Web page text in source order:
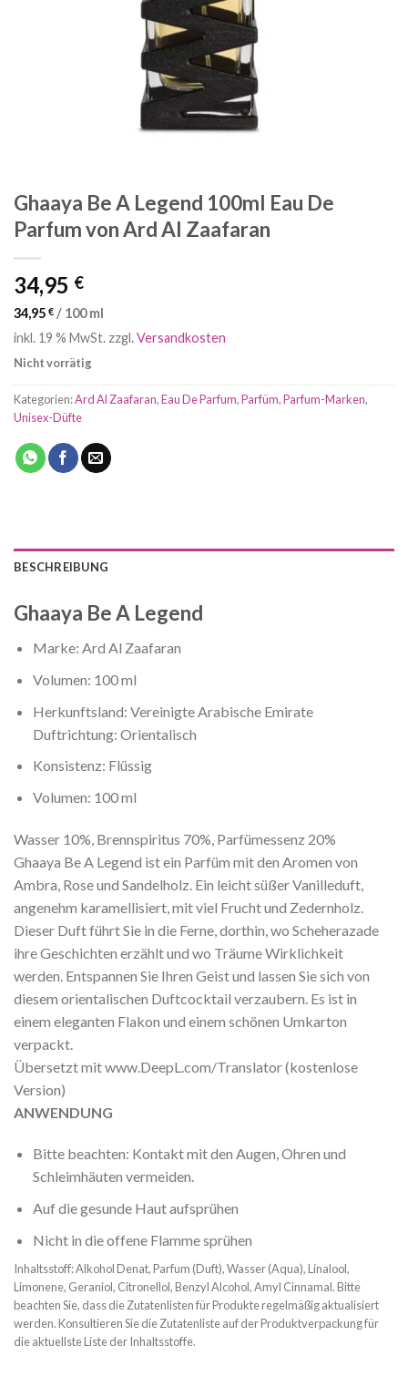
Ghaaya Be A Legend 100ml Eau De
Parfum von Ard Al Zaafaran
34,95 €
34,95 € / 100 ml
inkl. 19 % MwSt. zzgl.Versandkosten
Nicht vorrätig
Kategorien:Ard Al Zaafaran,Eau De Parfum,Parfüm,Parfum-Marken,
Unisex-Düfte
BESCHREIBUNG
Ghaaya Be A Legend
Marke: Ard Al Zaafaran
Volumen: 100 ml
Herkunftsland: Vereinigte Arabische Emirate
Duftrichtung: Orientalisch
Konsistenz: Flüssig
Volumen: 100 ml
Wasser 10%, Brennspiritus 70%, Parfümessenz 20%
Ghaaya Be A Legend ist ein Parfüm mit den Aromen von
Ambra, Rose und Sandelholz. Ein leicht süßer Vanilleduft,
angenehm karamellisiert, mit viel Frucht und Zedernholz.
Dieser Duft führt Sie in die Ferne, dorthin, wo Scheherazade
ihre Geschichten erzählt und wo Träume Wirklichkeit
werden. Entspannen Sie Ihren Geist und lassen Sie sich von
diesem orientalischen Duftcocktail verzaubern. Es ist in
einem eleganten Flakon und einem schönen Umkarton
verpackt.
Übersetzt mit www.DeepL.com/Translator (kostenlose
Version)
ANWENDUNG
Bitte beachten: Kontakt mit den Augen, Ohren und
Schleimhäuten vermeiden.
Auf die gesunde Haut aufsprühen
Nicht in die offene Flamme sprühen
Inhaltsstoff: Alkohol Denat, Parfum (Duft), Wasser (Aqua), Linalool,
Limonene, Geraniol, Citronellol, Benzyl Alcohol, Amyl Cinnamal. Bitte
beachten Sie, dass die Zutatenlisten für Produkte regelmäßig aktualisiert
werden. Konsultieren Sie die Zutatenliste auf der Produktverpackung für
die aktuellste Liste der Inhaltsstoffe.